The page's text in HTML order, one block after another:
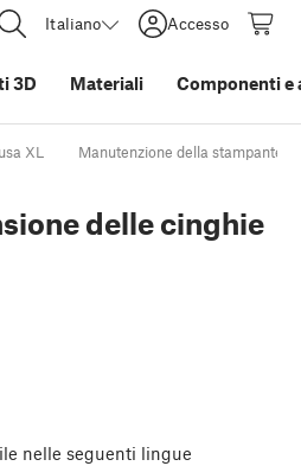
Italiano Accesso
3D Materiali Componenti e
XL Manutenzione della stampante
delle cinghie
nelle seguenti lingue